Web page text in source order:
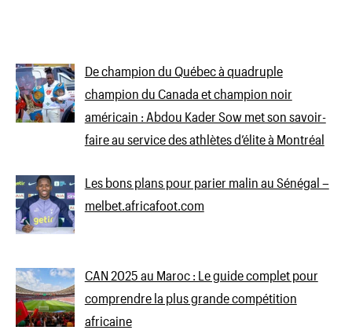
De champion du Québec à quadruple
champion du Canada et champion noir
américain : Abdou Kader Sow met son savoir-
faire au service des athlètes d’élite à Montréal
Les bons plans pour parier malin au Sénégal –
melbet.africafoot.com
CAN 2025 au Maroc : Le guide complet pour
comprendre la plus grande compétition
africaine